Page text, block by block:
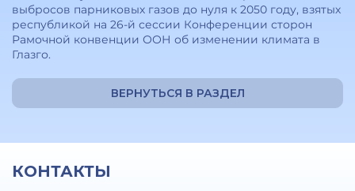
выбросов парниковых газов до нуля к 2050 году, взятых
республикой на 26-й сессии Конференции сторон
Рамочной конвенции ООН об изменении климата в
Глазго.
ВЕРНУТЬСЯ В РАЗДЕЛ
КОНТАКТЫ